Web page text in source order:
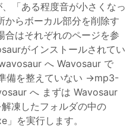
「ある程度音が小さくなっ
からボーカル部分を削除す
合はそれぞれのページを参
がインストールされてい
へ Wavosaur で
備を整えていない →mp3-
へ まずは Wavosaur
凍したフォルダの中の
」を実行します。